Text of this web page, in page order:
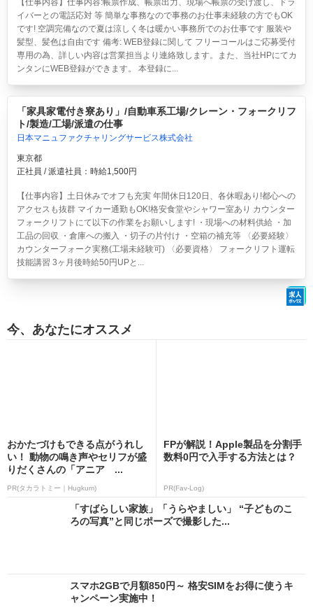
【仕事内容】仕事内容:帳票作成、帳票出力、現場へ帳票の受け渡し、ドラ
イバーとの電話応対 等 簡単な事務なので事務のお仕事未経験の方でもOK
です! 空調完備なので夏は涼しく冬は暖かい事務所でのお仕事です 服装や
髪型、髪色は自由です 備考: WEB登録に関して フリーコールはご応募受付
専用の為、詳しい内容は営業担当より連絡致します。また、当社HPにてカ
ンタンにWEB登録ができます。 本登録に...
「家具家電付き寮あり」/自動車系工場/クレーン・フォークリフ
ト/製造/工場/派遣の仕事
日本マニュファクチャリングサービス株式会社
東京都
正社員 / 派遣社員：時給1,500円
【仕事内容】土日休みでオフも充実 年間休日120日、各休暇あり!都心への
アクセスも抜群 マイカー通勤もOK!格安食堂やシャワー室あり カウンター
フォークリフトにて以下の作業をお願いします! ・現場への材料供給 ・加
工品の回収 ・倉庫への搬入 ・切子の片付け ・空箱の補充等 〈必要経験〉
カウンターフォーク実務(工場未経験可) 〈必要資格〉 フォークリフト運転
技能講習 3ヶ月後時給50円UPと...
今、あなたにオススメ
おかたづけもできる点がうれし
い！ 動物の鳴き声やセリフが盛
りだくさんの「アニア ...
PR(タカラトミー｜Hugkum)
FPが解説！Apple製品を分割手
数料0円で入手する方法とは？
PR(Fav-Log)
「すばらしい家族」「うらやましい」 “子どものこ
ろの写真”と同じポーズで撮影した...
スマホ2GBで月額850円～ 格安SIMをお得に使うキ
ャンペーン実施中！